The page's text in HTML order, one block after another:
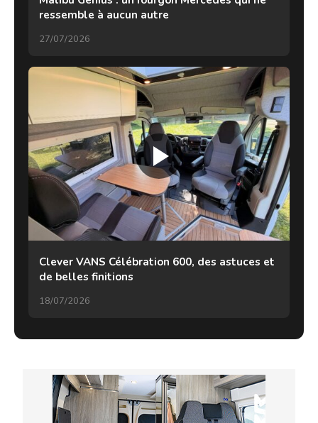
ressemble à aucun autre
27/07/2026
Clever VANS Célébration 600, des astuces et
de belles finitions
18/07/2026